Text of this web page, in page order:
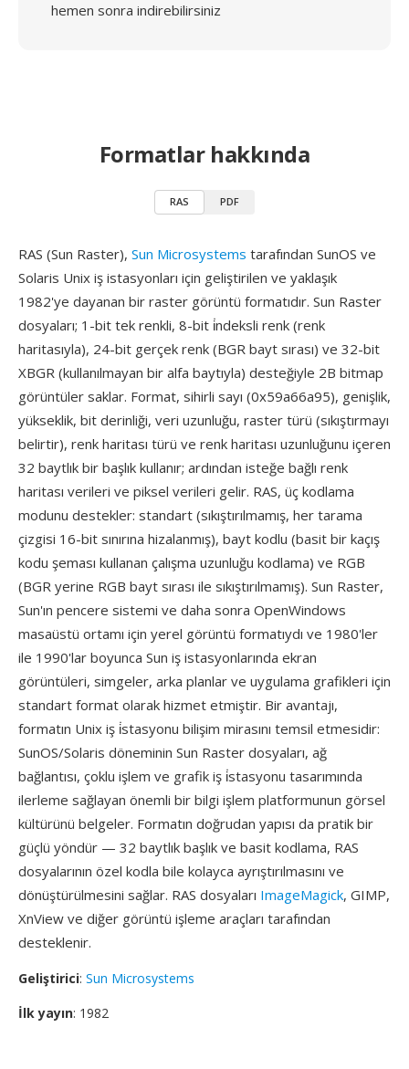
hemen sonra indirebilirsiniz
Formatlar hakkında
RAS PDF
RAS (Sun Raster), Sun Microsystems tarafından SunOS ve
Solaris Unix iş istasyonları için geliştirilen ve yaklaşık
1982'ye dayanan bir raster görüntü formatıdır. Sun Raster
dosyaları; 1-bit tek renkli, 8-bit i̇ndeksli renk (renk
haritasıyla), 24-bit gerçek renk (BGR bayt sırası) ve 32-bit
XBGR (kullanılmayan bir alfa baytıyla) desteğiyle 2B bitmap
görüntüler saklar. Format, sihirli sayı (0x59a66a95), genişlik,
yükseklik, bit derinliği, veri uzunluğu, raster türü (sıkıştırmayı
belirtir), renk haritası türü ve renk haritası uzunluğunu içeren
32 baytlık bir başlık kullanır; ardından isteğe bağlı renk
haritası verileri ve piksel verileri gelir. RAS, üç kodlama
modunu destekler: standart (sıkıştırılmamış, her tarama
çizgisi 16-bit sınırına hizalanmış), bayt kodlu (basit bir kaçış
kodu şeması kullanan çalışma uzunluğu kodlama) ve RGB
(BGR yerine RGB bayt sırası ile sıkıştırılmamış). Sun Raster,
Sun'ın pencere sistemi ve daha sonra OpenWindows
masaüstü ortamı için yerel görüntü formatıydı ve 1980'ler
ile 1990'lar boyunca Sun iş istasyonlarında ekran
görüntüleri, simgeler, arka planlar ve uygulama grafikleri için
standart format olarak hizmet etmiştir. Bir avantajı,
formatın Unix iş i̇stasyonu bilişim mirasını temsil etmesidir:
SunOS/Solaris döneminin Sun Raster dosyaları, ağ
bağlantısı, çoklu işlem ve grafik iş i̇stasyonu tasarımında
ilerleme sağlayan önemli bir bilgi işlem platformunun görsel
kültürünü belgeler. Formatın doğrudan yapısı da pratik bir
güçlü yöndür — 32 baytlık başlık ve basit kodlama, RAS
dosyalarının özel kodla bile kolayca ayrıştırılmasını ve
dönüştürülmesini sağlar. RAS dosyaları ImageMagick, GIMP,
XnView ve diğer görüntü işleme araçları tarafından
desteklenir.
Geliştirici: Sun Microsystems
İlk yayın: 1982